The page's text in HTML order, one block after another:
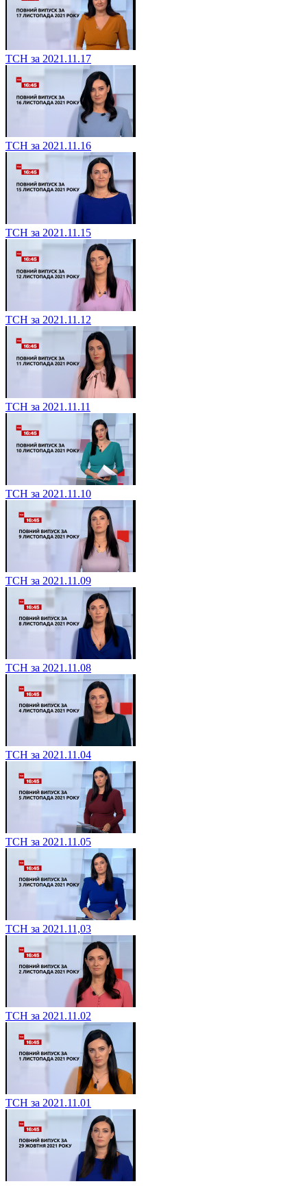
ТСН за 2021.11.17
ТСН за 2021.11.16
ТСН за 2021.11.15
ТСН за 2021.11.12
ТСН за 2021.11.11
ТСН за 2021.11.10
ТСН за 2021.11.09
ТСН за 2021.11.08
ТСН за 2021.11.04
ТСН за 2021.11.05
ТСН за 2021.11,03
ТСН за 2021.11.02
ТСН за 2021.11.01